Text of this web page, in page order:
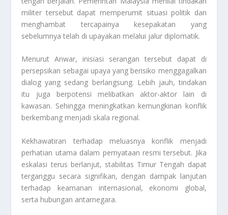
militer tersebut dapat memperumit situasi politik dan
menghambat tercapainya kesepakatan yang
sebelumnya telah di upayakan melalui jalur diplomatik.
Menurut Anwar, inisiasi serangan tersebut dapat di
persepsikan sebagai upaya yang berisiko menggagalkan
dialog yang sedang berlangsung. Lebih jauh, tindakan
itu juga berpotensi melibatkan aktor-aktor lain di
kawasan. Sehingga meningkatkan kemungkinan konflik
berkembang menjadi skala regional.
Kekhawatiran terhadap meluasnya konflik menjadi
perhatian utama dalam pernyataan resmi tersebut. Jika
eskalasi terus berlanjut, stabilitas Timur Tengah dapat
terganggu secara signifikan, dengan dampak lanjutan
terhadap keamanan internasional, ekonomi global,
serta hubungan antarnegara.